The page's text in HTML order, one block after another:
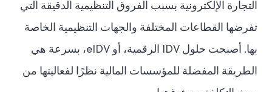
التجارة الإلكترونية بسبب الفروق التنظيمية الدقيقة التي
تفرضها القطاعات المختلفة والجهات التنظيمية الخاصة
بها. أصبحت حلول IDV الرقمية، أو eIDV، بسرعة هي
الطريقة المفضلة للمؤسسات المالية نظرًا لفعاليتها من